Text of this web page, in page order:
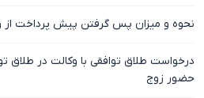
نحوه و میزان پس گرفتن پیش پرداخت از
درخواست طلاق توافقی با وکالت در طلاق
حضور زوج